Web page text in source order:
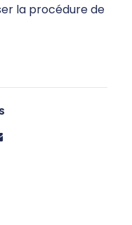
la procédure de